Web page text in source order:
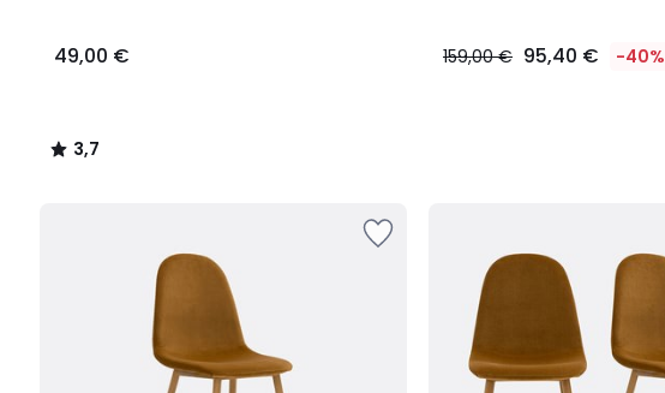
€.
49,00 €
3,7
/
159,00 € 95,40 € -40%